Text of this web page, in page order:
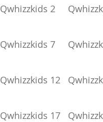
Qwhizzkids 2
Qwhizzkids 7
Qwhizzkids 12
Qwhizzkids 17